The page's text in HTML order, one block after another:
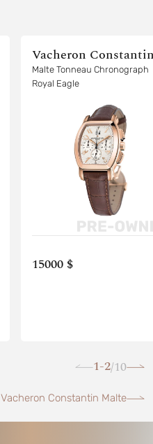
Vacheron
Malte Tonneau Chronograph
Royal Eagle
15000 $
1-2/10
Constantin Malte